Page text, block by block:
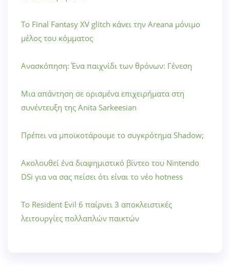
Το Final Fantasy XV glitch κάνει την Areana μόνιμο
μέλος του κόμματος
Ανασκόπηση: Ένα παιχνίδι των θρόνων: Γένεση
Μια απάντηση σε ορισμένα επιχειρήματα στη
συνέντευξη της Anita Sarkeesian
Πρέπει να μποϊκοτάρουμε το συγκρότημα Shadow;
Ακολουθεί ένα διαφημιστικό βίντεο του Nintendo
DSi για να σας πείσει ότι είναι το νέο hotness
Το Resident Evil 6 παίρνει 3 αποκλειστικές
λειτουργίες πολλαπλών παικτών